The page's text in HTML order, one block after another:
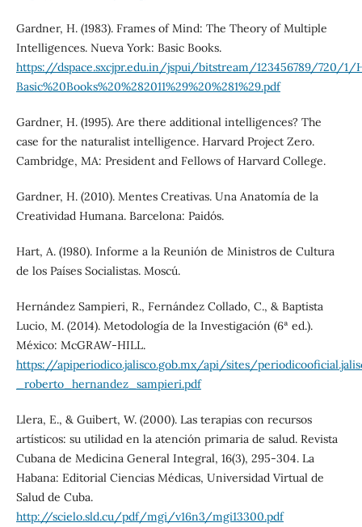
Gardner, H. (1983). Frames of Mind: The Theory of Multiple
Intelligences. Nueva York: Basic Books.
https://dspace.sxcjpr.edu.in/jspui/bitstream/123456789/720/1/
Basic%20Books%20%282011%29%20%281%29.pdf
Gardner, H. (1995). Are there additional intelligences? The
case for the naturalist intelligence. Harvard Project Zero.
Cambridge, MA: President and Fellows of Harvard College.
Gardner, H. (2010). Mentes Creativas. Una Anatomía de la
Creatividad Humana. Barcelona: Paidós.
Hart, A. (1980). Informe a la Reunión de Ministros de Cultura
de los Países Socialistas. Moscú.
Hernández Sampieri, R., Fernández Collado, C., & Baptista
Lucio, M. (2014). Metodología de la Investigación (6ª ed.).
México: McGRAW-HILL.
https://apiperiodico.jalisco.gob.mx/api/sites/
_roberto_hernandez_sampieri.pdf
Llera, E., & Guibert, W. (2000). Las terapias con recursos
artísticos: su utilidad en la atención primaria de salud. Revista
Cubana de Medicina General Integral, 16(3), 295-304. La
Habana: Editorial Ciencias Médicas, Universidad Virtual de
Salud de Cuba.
http://scielo.sld.cu/pdf/mgi/v16n3/mgi13300.pdf